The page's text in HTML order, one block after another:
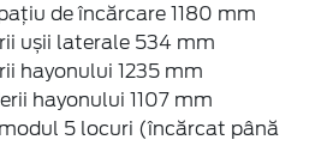
de încărcare 1180 mm
ușii laterale 534 mm
hayonului 1235 mm
hayonului 1107 mm
5 locuri (încărcat până